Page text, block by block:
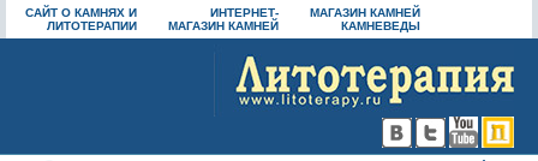
САЙТ О КАМНЯХ И
ЛИТОТЕРАПИИ
ИНТЕРНЕТ-
МАГАЗИН КАМНЕЙ
МАГАЗИН КАМНЕЙ
КАМНЕВЕДЫ